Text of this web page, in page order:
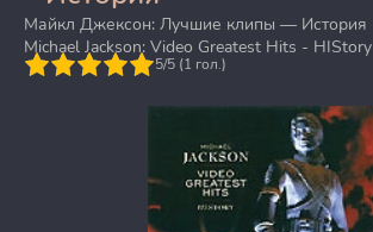
Майкл Джексон: Лучшие клипы — История
Michael Jackson: Video Greatest Hits - HIStory
5/5 (1 гол.)